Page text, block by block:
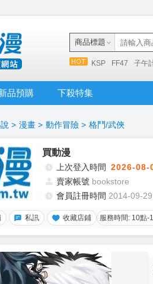
商品標題
KSP FF47 子午
品預購 下殺特集
> 漫畫 > 動作冒險 > 格鬥/武俠
買動漫
上次登入時間 2026-08-
賣家帳號 bookstore
會員註冊時間 2014-09-29
私訊 收藏店鋪 服務時間: 10點-